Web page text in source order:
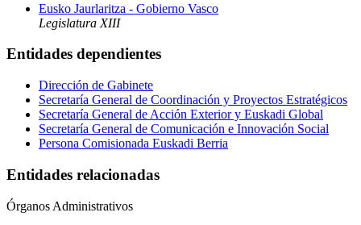
Eusko Jaurlaritza - Gobierno Vasco
Legislatura XIII
Entidades dependientes
Dirección de Gabinete
Secretaría General de Coordinación y Proyectos Estratégicos
Secretaría General de Acción Exterior y Euskadi Global
Secretaría General de Comunicación e Innovación Social
Persona Comisionada Euskadi Berria
Entidades relacionadas
Órganos Administrativos